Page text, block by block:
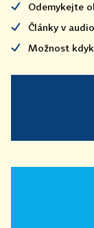
Odemykejte
Články v
Možnost